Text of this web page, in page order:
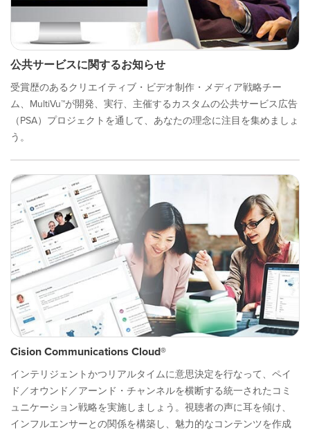
公共サービスに関するお知らせ
受賞歴のあるクリエイティブ・ビデオ制作・メディア戦略チー
ム、MultiVu™が開発、実行、主催するカスタムの公共サービス広告
（PSA）プロジェクトを通して、あなたの理念に注目を集めましょ
う。
Cision Communications Cloud®
インテリジェントかつリアルタイムに意思決定を行なって、ペイ
ド／オウンド／アーンド・チャンネルを横断する統一されたコミ
ュニケーション戦略を実施しましょう。視聴者の声に耳を傾け、
インフルエンサーとの関係を構築し、魅力的なコンテンツを作成